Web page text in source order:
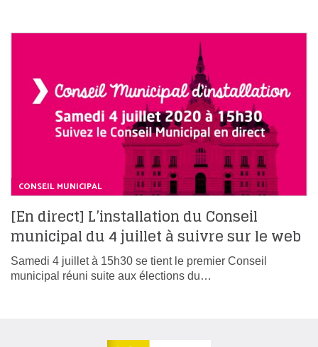
CONSEIL MUNICIPAL
[En direct] L’installation du Conseil
municipal du 4 juillet à suivre sur le web
Samedi 4 juillet à 15h30 se tient le premier Conseil
municipal réuni suite aux élections du…